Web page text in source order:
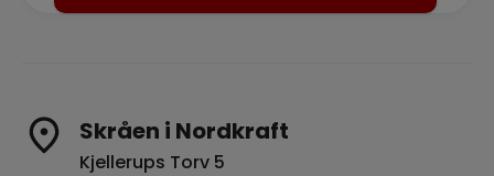
Skråen i Nordkraft
Kjellerups Torv 5